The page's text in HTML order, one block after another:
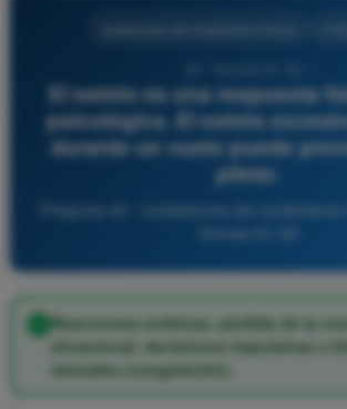
El estrés es una respuesta
psicológica. El estrés
durante un vuelo puede
piloto:
Reacciones erráticas, pérdida de la
situacional, decisiones impulsivas o
mentales (congelación).